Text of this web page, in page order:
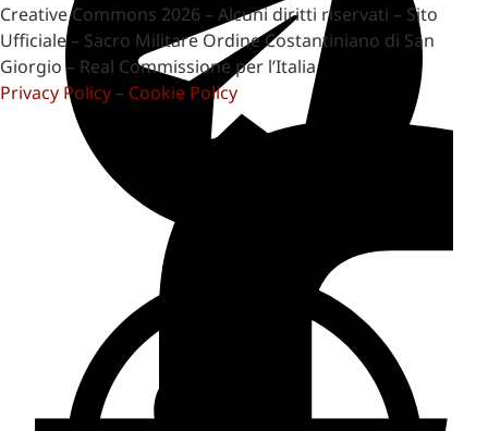
Creative Commons 2026 – Alcuni diritti riservati – Sito
Ufficiale – Sacro Militare Ordine Costantiniano di San
Giorgio – Real Commissione per l’Italia
Privacy Policy – Cookie Policy